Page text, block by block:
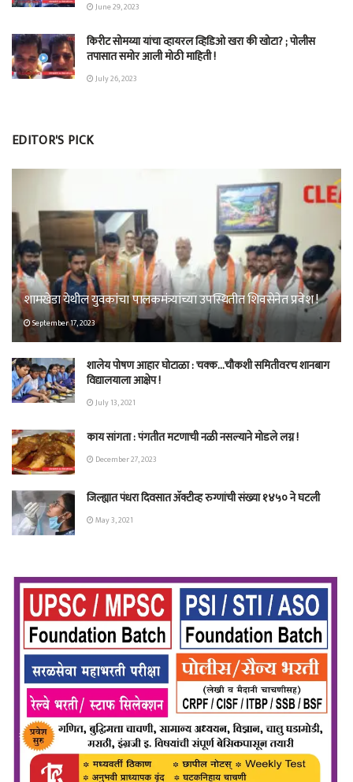
June 29, 2023
किरीट सोमय्या यांचा व्हायरल व्हिडिओ खरा की खोटा? ; पोलीस
तपासात समोर आली मोठी माहिती !
July 26, 2023
EDITOR'S PICK
शामखेडा येथील युवकांचा पालकमंत्र्यांच्या उपस्थितीत शिवसेनेत प्रवेश !
September 17, 2023
शालेय पोषण आहार घोटाळा : चक्क…चौकशी समितीवरच शानबाग
विद्यालयाला आक्षेप !
July 13, 2021
काय सांगता : पंगतीत मटणाची नळी नसल्याने मोडले लग्न !
December 27, 2023
जिल्ह्यात पंधरा दिवसात ॲक्टीव्ह रुग्णांची संख्या १४५० ने घटली
May 3, 2021